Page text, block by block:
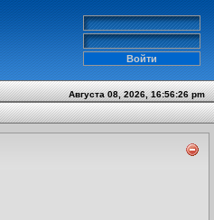
Августа 08, 2026, 16:56:26 pm